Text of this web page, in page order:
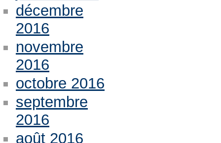
décembre
2016
novembre
2016
octobre 2016
septembre
2016
août 2016